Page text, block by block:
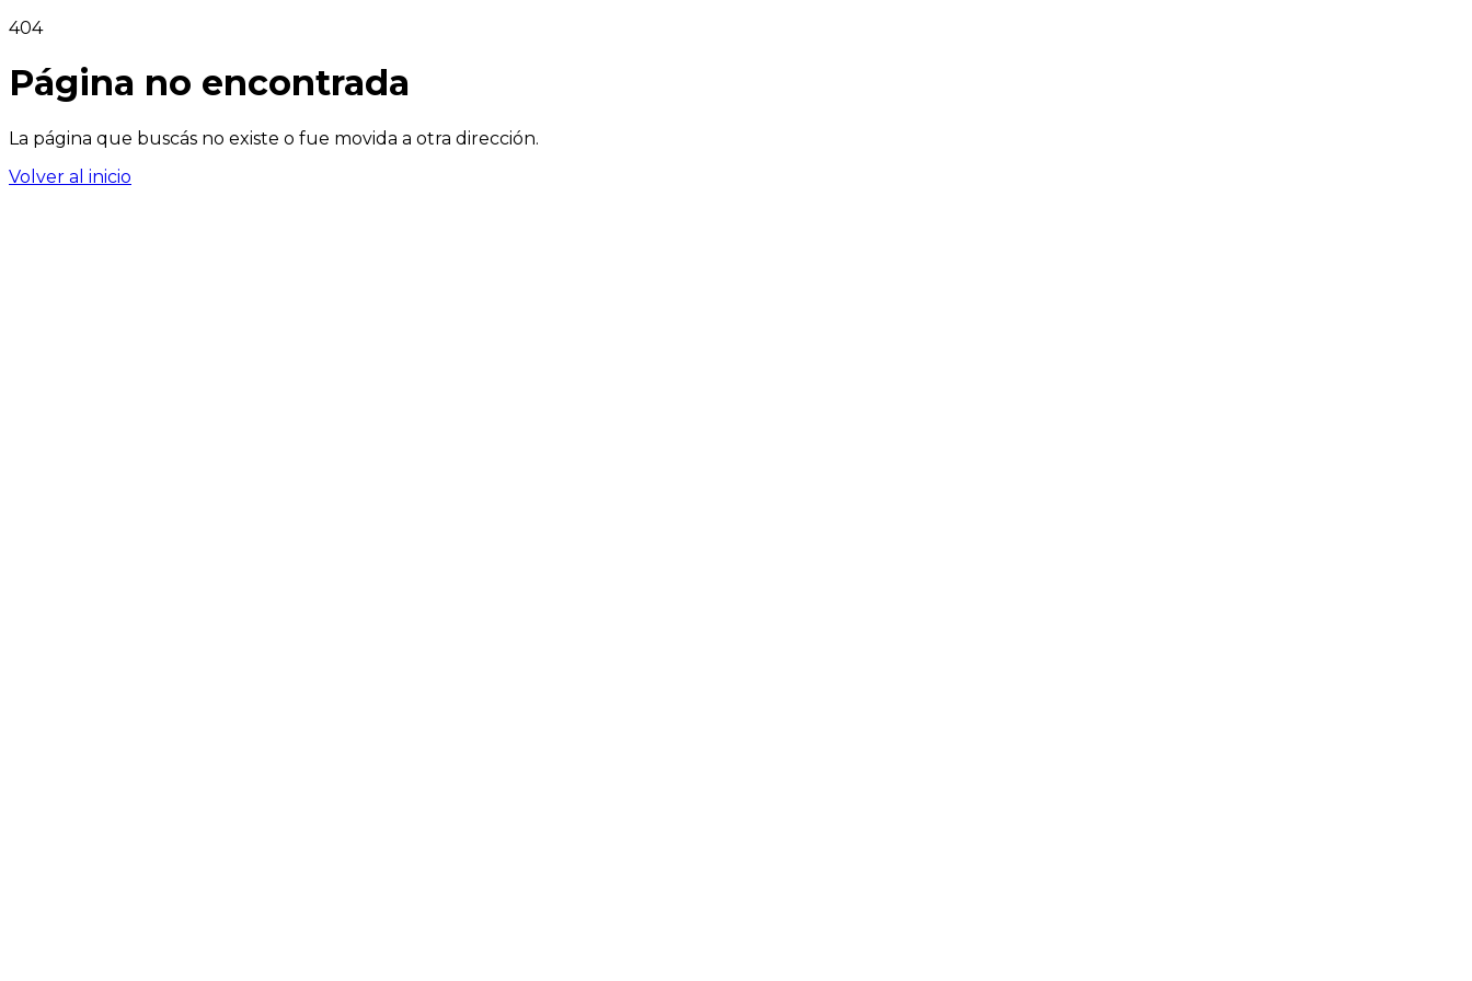
404
Página no encontrada
La página que buscás no existe o fue movida a otra dirección.
Volver al inicio